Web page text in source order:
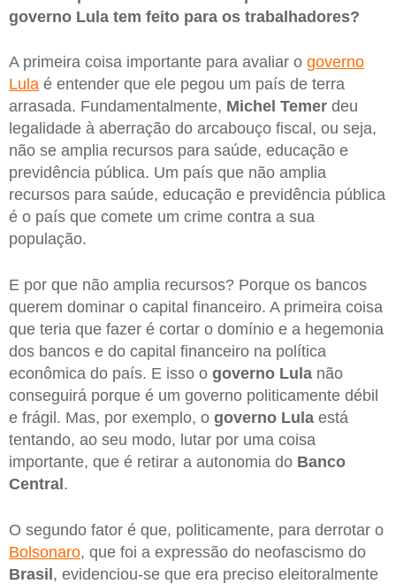
governo Lula tem feito para os trabalhadores?
A primeira coisa importante para avaliar o governo
Lula é entender que ele pegou um país de terra
arrasada. Fundamentalmente, Michel Temer deu
legalidade à aberração do arcabouço fiscal, ou seja,
não se amplia recursos para saúde, educação e
previdência pública. Um país que não amplia
recursos para saúde, educação e previdência pública
é o país que comete um crime contra a sua
população.
E por que não amplia recursos? Porque os bancos
querem dominar o capital financeiro. A primeira coisa
que teria que fazer é cortar o domínio e a hegemonia
dos bancos e do capital financeiro na política
econômica do país. E isso o governo Lula não
conseguirá porque é um governo politicamente débil
e frágil. Mas, por exemplo, o governo Lula está
tentando, ao seu modo, lutar por uma coisa
importante, que é retirar a autonomia do Banco
Central .
O segundo fator é que, politicamente, para derrotar o
Bolsonaro, que foi a expressão do neofascismo do
Brasil, evidenciou-se que era preciso eleitoralmente